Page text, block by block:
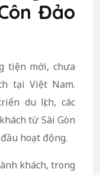
Đảo
tiện mới, chưa
tại Việt Nam.
du lịch, các
từ Sài Gòn
hoạt động.
khách, trong